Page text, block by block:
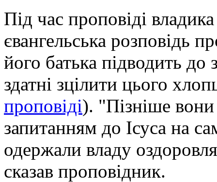
Під час проповіді
євангельська розповідь
його батька підводить
здатні зцілити цього
проповіді). "Пізніше
запитанням до Ісуса на
одержали владу
сказав проповідник.